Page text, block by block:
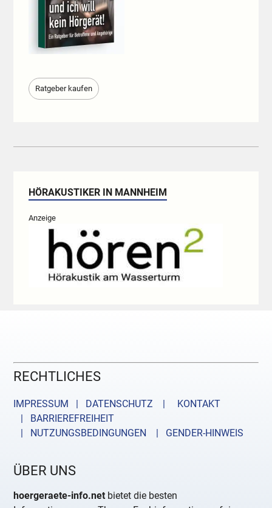
Ratgeber kaufen
HÖRAKUSTIKER IN MANNHEIM
Anzeige
RECHTLICHES
IMPRESSUM | DATENSCHUTZ |
KONTAKT
| BARRIEREFREIHEIT
| NUTZUNGSBEDINGUNGEN
| GENDER-HINWEIS
ÜBER UNS
hoergeraete-info.net bietet die besten